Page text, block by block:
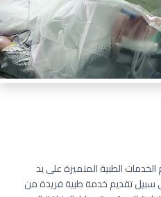
الخدمات الطبية المتميزة على يد
سبيل تقديم خدمة طبية فريدة من